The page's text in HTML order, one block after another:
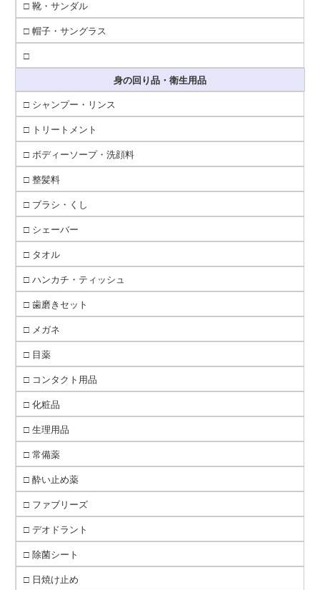
□ 靴・サンダル
□ 帽子・サングラス
□
身の回り品・衛生用品
□ シャンプー・リンス
□ トリートメント
□ ボディーソープ・洗顔料
□ 整髪料
□ ブラシ・くし
□ シェーバー
□ タオル
□ ハンカチ・ティッシュ
□ 歯磨きセット
□ メガネ
□ 目薬
□ コンタクト用品
□ 化粧品
□ 生理用品
□ 常備薬
□ 酔い止め薬
□ ファブリーズ
□ デオドラント
□ 除菌シート
□ 日焼け止め